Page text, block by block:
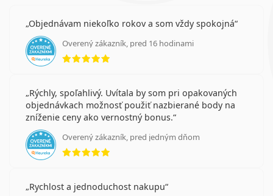
výhodám sú tieto kontaktné šošovky zvyčajne vhodné
Nositeľov s aktívnym životným štýlom.
Nositeľov, ktorí uprednostňujú pohodlie
Nositeľov, ktorí uprednostňujú denný režim výmeny.
Často kladené otázky
Day for Astigmatism?
Objednávam niekoľko rokov a som vždy spokojná
Overený zákazník, pred 16 hodinami
hodnotenie 5 z 5
Rýchly, spoľahlivý. Uvítala by som pri opakovaných
objednávkach možnosť použiť nazbierané body na
zníženie ceny ako vernostný bonus.
Overený zákazník, pred jedným dňom
hodnotenie 5 z 5
Rychlost a jednoduchost nakupu